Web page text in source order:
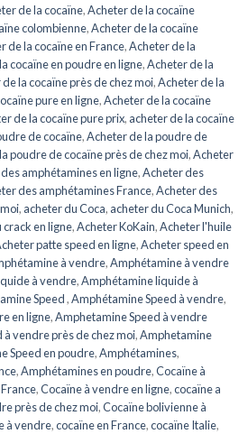
de la cocaïne,Acheter de la cocaïne
colombienne,Acheter de la cocaïne
de la cocaïne en France,Acheter de la
cocaïne en poudre en ligne,Acheter de la
la cocaïne près de chez moi,Acheter de la
pure en ligne,Acheter de la cocaïne
de la cocaïne pure prix, acheter de la cocaïne
de cocaïne,Acheter de la poudre de
poudre de cocaïne près de chez moi,Acheter
amphétamines en ligne,Acheter des
des amphétamines France,Acheter des
, acheter du Coca, acheter du Coca Munich,
en ligne,Acheter KoKain,Acheter l'huile
patte speed en ligne,Acheter speed en
à vendre,Amphétamine à vendre
à vendre,Amphétamine liquide à
Speed ,Amphétamine Speed ​​​​à vendre,
en ligne,Amphetamine Speed ​​​​à vendre
vendre près de chez moi,Amphetamine
Speed en poudre,Amphétamines,
,Amphétamines en poudre,Cocaïne à
,Cocaïne à vendre en ligne,cocaïne a
près de chez moi,Cocaïne bolivienne à
à vendre,cocaïne en France,cocaïne Italie,